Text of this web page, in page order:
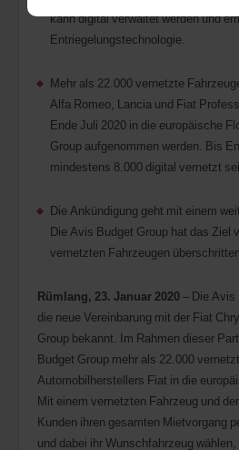
kann digital verwaltet werden und
Entriegelungstechnologie.
Mehr als 22.000 vernetzte
Alfa Romeo, Lancia und Fiat
Ende Juli 2020 in die europäische
Group aufgenommen werden. Bis
mindestens 8.000 digital vernetzt
Die Ankündigung geht mit einem
Die Avis Budget Group hat das Ziel
vernetzten Fahrzeugen
Rümlang, 23. Januar 2020– Die Avis
die neue Vereinbarung mit der Fiat
Group bekannt. Im Rahmen dieser
Budget Group mehr als 22.000
Automobilherstellers Fiat in die
Mit einem vernetzten Fahrzeug und
Kunden ihren gesamten Mietvorgang
und dabei ihr Wunschfahrzeug